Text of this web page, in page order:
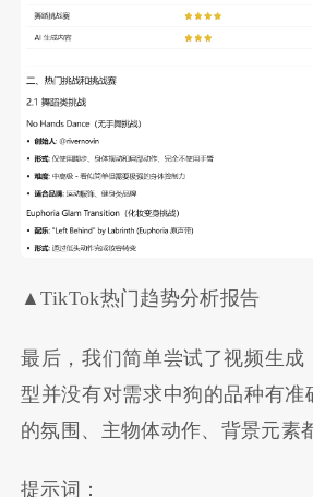
▲TikTok热门趋势分析报告
最后，我们简单尝试了视频生成
型并没有对需求中狗的品种有准
的氛围、主物体动作、背景元素
提示词：